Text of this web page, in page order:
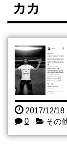
カカ
2017/12/18
0
その